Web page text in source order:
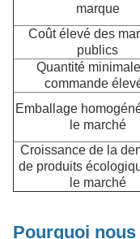
marque
Coût élevé des
publics
Quantité
commande
Emballage
le marché
Croissance de la
de produits
le marché
Pourquoi